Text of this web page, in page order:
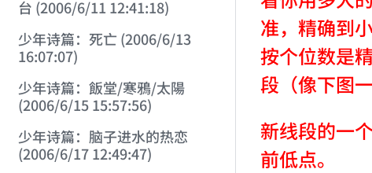
台 (2006/6/11 12:41:18)
少年诗篇：死亡 (2006/6/13
16:07:07)
少年诗篇：飯堂/寒鴉/太陽
(2006/6/15 15:57:56)
少年诗篇：脑子进水的热恋
(2006/6/17 12:49:47)
准，精确到
按个位数是
段（像下图
新线段的一
前低点。